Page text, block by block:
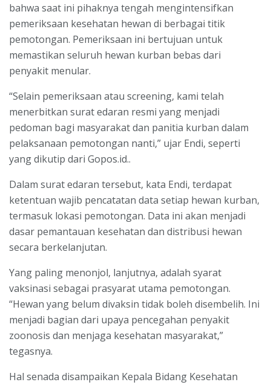
bahwa saat ini pihaknya tengah mengintensifkan
pemeriksaan kesehatan hewan di berbagai titik
pemotongan. Pemeriksaan ini bertujuan untuk
memastikan seluruh hewan kurban bebas dari
penyakit menular.
“Selain pemeriksaan atau screening, kami telah
menerbitkan surat edaran resmi yang menjadi
pedoman bagi masyarakat dan panitia kurban dalam
pelaksanaan pemotongan nanti,” ujar Endi, seperti
yang dikutip dari Gopos.id..
Dalam surat edaran tersebut, kata Endi, terdapat
ketentuan wajib pencatatan data setiap hewan kurban,
termasuk lokasi pemotongan. Data ini akan menjadi
dasar pemantauan kesehatan dan distribusi hewan
secara berkelanjutan.
Yang paling menonjol, lanjutnya, adalah syarat
vaksinasi sebagai prasyarat utama pemotongan.
“Hewan yang belum divaksin tidak boleh disembelih. Ini
menjadi bagian dari upaya pencegahan penyakit
zoonosis dan menjaga kesehatan masyarakat,”
tegasnya.
Hal senada disampaikan Kepala Bidang Kesehatan